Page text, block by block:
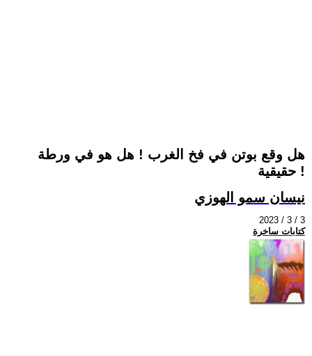
هل وقع بوتن في فخ الغرب ! هل هو في ورطة
حقيقية !
نيسان سمو الهوزي
2023 / 3 / 3
كتابات ساخرة